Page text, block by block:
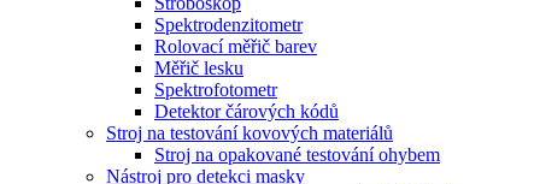
Spektrodenzitometr
Rolovací měřič barev
Měřič lesku
Spektrofotometr
Detektor čárových kódů
Stroj na testování kovových materiálů
Stroj na opakované testování ohybem
Nástroj pro detekci masky